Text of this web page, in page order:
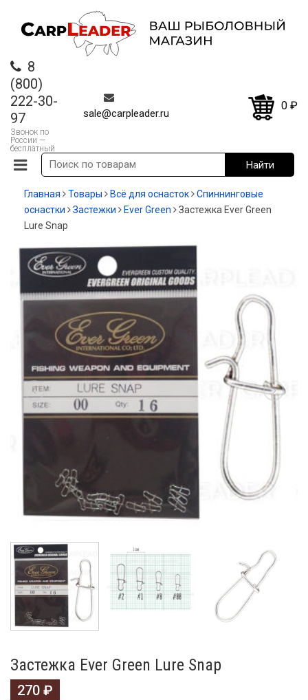
8
(800)
222-30-
97
Звонок по
России —
бесплатный
sale@carpleader.ru
0 ₽
Главная Товары Всё для оснасток
Спиннинговые
оснастки
Застежки Ever Green
Застежка Ever Green
Lure Snap
Застежка Ever Green Lure Snap
270 ₽